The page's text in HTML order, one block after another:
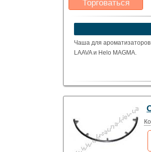
Торговаться
Какая цена Вас
устроит?
Чаша для
LAAVA и Helo MAGMA.